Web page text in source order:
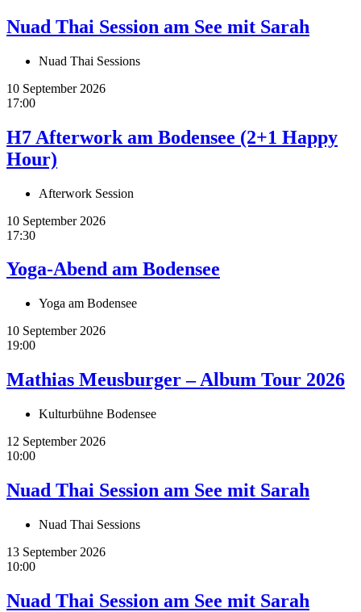
Nuad Thai Session am See mit Sarah
Nuad Thai Sessions
10 September 2026
17:00
H7 Afterwork am Bodensee (2+1 Happy
Hour)
Afterwork Session
10 September 2026
17:30
Yoga-Abend am Bodensee
Yoga am Bodensee
10 September 2026
19:00
Mathias Meusburger – Album Tour 2026
Kulturbühne Bodensee
12 September 2026
10:00
Nuad Thai Session am See mit Sarah
Nuad Thai Sessions
13 September 2026
10:00
Nuad Thai Session am See mit Sarah